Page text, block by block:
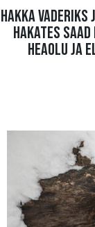
HAKKA VADERIKS
HAKATES
HEAOLU JA